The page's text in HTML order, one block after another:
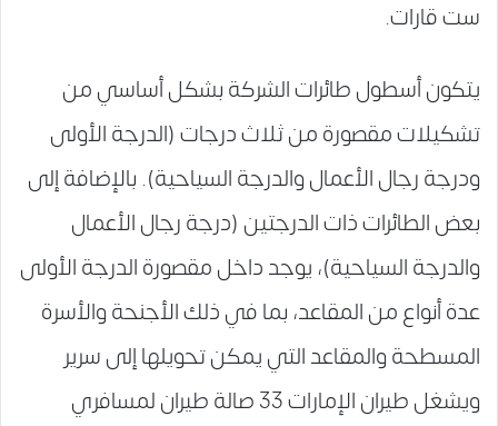
ست قارات.
يتكون أسطول طائرات الشركة بشكل أساسي من
تشكيلات مقصورة من ثلاث درجات (الدرجة الأولى
ودرجة رجال الأعمال والدرجة السياحية). بالإضافة إلى
بعض الطائرات ذات الدرجتين (درجة رجال الأعمال
والدرجة السياحية)، يوجد داخل مقصورة الدرجة الأولى
عدة أنواع من المقاعد، بما في ذلك الأجنحة والأسرة
المسطحة والمقاعد التي يمكن تحويلها إلى سرير
ويشغل طيران الإمارات 33 صالة طيران لمسافري